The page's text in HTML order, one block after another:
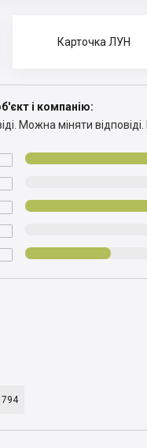
Карточка ЛУН
і компанію:
Можна міняти відповіді.





794